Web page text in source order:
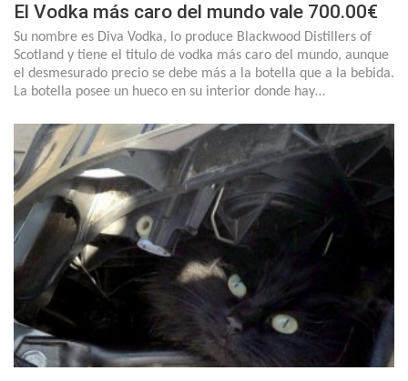
El Vodka más caro del mundo vale 700.00€
Su nombre es Diva Vodka, lo produce Blackwood Distillers of
Scotland y tiene el titulo de vodka más caro del mundo, aunque
el desmesurado precio se debe más a la botella que a la bebida.
La botella posee un hueco en su interior donde hay…